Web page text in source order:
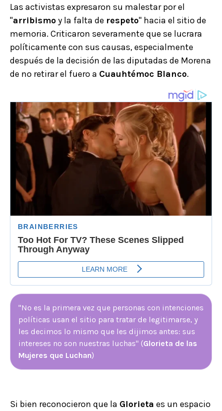
Las activistas expresaron su malestar por el
"arribismoy la falta de respeto" hacia el sitio de
memoria. Criticaron severamente que se lucrara
políticamente con sus causas, especialmente
después de la decisión de las diputadas de Morena
de no retirar el fuero a Cuauhtémoc Blanco.
"No es la primera vez que personas con intenciones
políticas usan el sitio para tratar de legitimarse, y
les decimos lo mismo que les dijimos antes: sus
intereses no son nuestras luchas" (Glorieta de las
Mujeres que Luchan)
Si bien reconocieron que la Glorieta es un espacio